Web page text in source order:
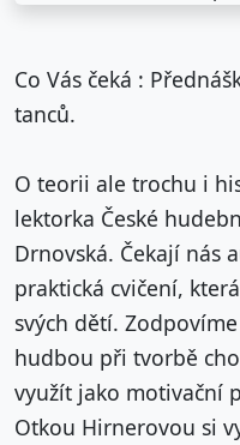
Co Vás čeká :
tanců.
O teorii ale trochu i
lektorka České
Drnovská. Čekají nás
praktická cvičení,
svých dětí.
hudbou při tvorbě
využít jako motivační
Otkou Hirnerovou si